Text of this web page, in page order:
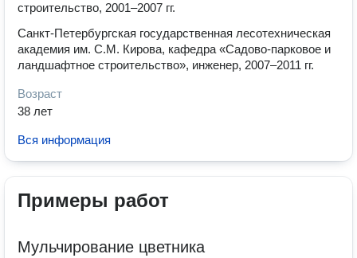
строительство, 2001–2007 гг.
Санкт-Петербургская государственная лесотехническая
академия им. С.М. Кирова, кафедра «Садово-парковое и
ландшафтное строительство», инженер, 2007–2011 гг.
Возраст
38 лет
Вся информация
Примеры работ
Мульчирование цветника